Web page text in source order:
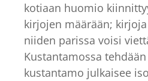
kotiaan huomio
kirjojen määrään;
niiden parissa voisi
Kustantamossa
kustantamo julkaisee